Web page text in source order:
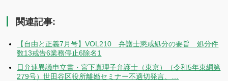
関連記事:
【自由と正義7月号】VOL210 弁護士懲戒処分の要旨 処分件
数13戒告6業務停止6除名1
日弁連異議申立書・宮下真理子弁護士（東京）（令和5年東綱第
279号）世田谷区役所離婚セミナー不適切発言、…